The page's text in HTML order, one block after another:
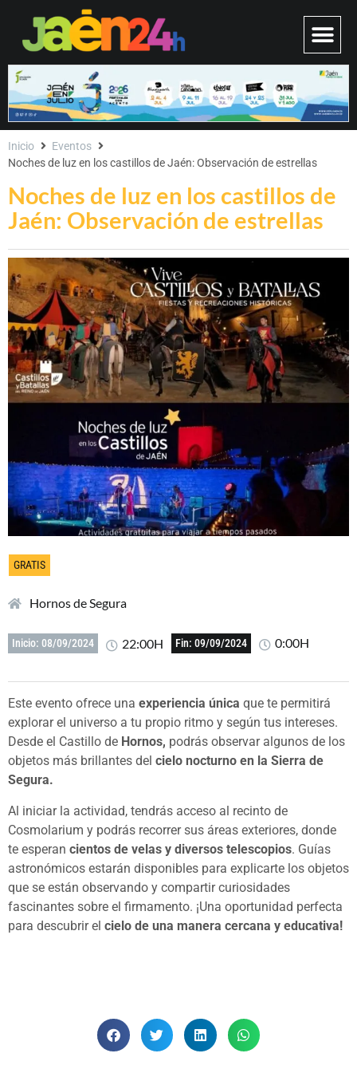
Noches de luz en los castillos de
Jaén: Observación de estrellas
Inicio
Eventos
Noches de luz en los castillos de Jaén: Observación de estrellas
GRATIS
Hornos de Segura
Inicio: 08/09/2024 22:00H Fin: 09/09/2024 0:00H
Este evento ofrece una experiencia única que te permitirá
explorar el universo a tu propio ritmo y según tus intereses.
Desde el Castillo de Hornos, podrás observar algunos de los
objetos más brillantes del cielo nocturno en la Sierra de
Segura.
Al iniciar la actividad, tendrás acceso al recinto de
Cosmolarium y podrás recorrer sus áreas exteriores, donde
te esperan cientos de velas y diversos telescopios. Guías
astronómicos estarán disponibles para explicarte los objetos
que se están observando y compartir curiosidades
fascinantes sobre el firmamento. ¡Una oportunidad perfecta
para descubrir el cielo de una manera cercana y educativa!